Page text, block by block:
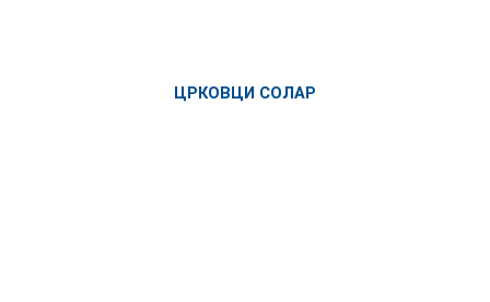
ЦРКОВЦИ СОЛАР